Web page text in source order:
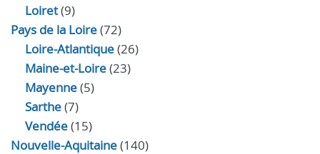
Loiret(9)
Pays de la Loire(72)
Loire-Atlantique(26)
Maine-et-Loire(23)
Mayenne(5)
Sarthe(7)
Vendée(15)
Nouvelle-Aquitaine(140)